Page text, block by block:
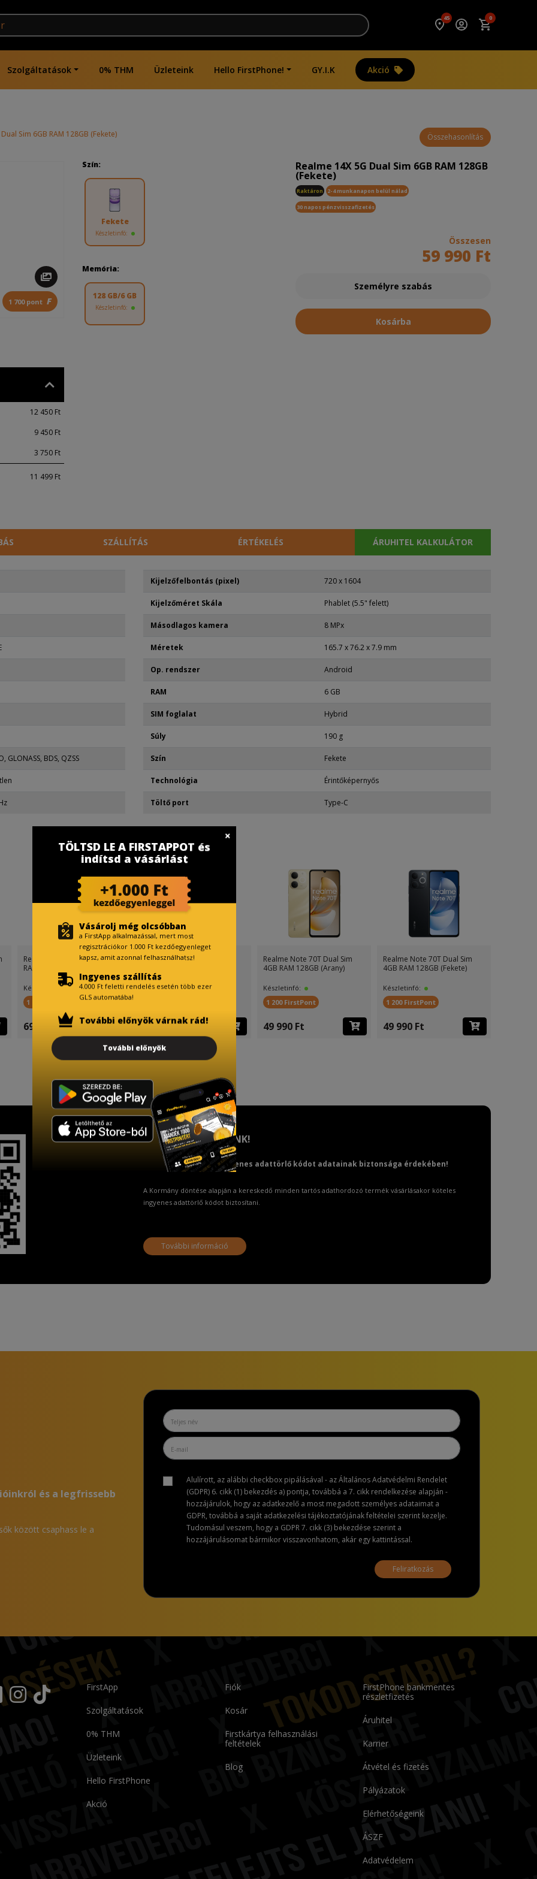
45 0
Szolgáltatások 0% THM Üzleteink Hello FirstPhone! GY.I.K Akció
Sim 6GB RAM 128GB (Fekete) Összehasonlítás
1 700 pont F
12 450 Ft
9 450 Ft
3 750 Ft
11 499 Ft
Szín:
Fekete
Készletinfó:
Memória:
128 GB/6 GB
Készletinfó:
Realme 14X 5G Dual Sim 6GB RAM 128GB
(Fekete)
Raktáron 2-4 munkanapon belül nálad
30 napos pénzvisszafizetés
Összesen
59 990 Ft
Személyre szabás
Kosárba
SZÁLLÍTÁS ÉRTÉKELÉS ÁRUHITEL KALKULÁTOR
GLONASS, BDS, QZSS
Kijelzőfelbontás (pixel) 720 x 1604
Kijelzőméret Skála Phablet (5.5" felett)
Másodlagos kamera 8 MPx
Méretek 165.7 x 76.2 x 7.9 mm
Op. rendszer Android
RAM 6 GB
SIM foglalat Hybrid
Súly 190 g
Szín Fekete
Technológia Érintőképernyős
Töltő port Type-C
Realme Note 70T Dual Sim
4GB RAM 128GB (Arany)
Készletinfó:
1 200 FirstPont
49 990 Ft
Realme Note 70T Dual Sim
Készletinfó:
49 990 Ft
Realme GT 7 5G Dream
Edition Dual Sim 16GB RAM
Készletinfó:
10 000 FirstPont
249 990 Ft
Realme C71 Dual Sim 8GB
RAM 256GB (Sötétzöld)
Készletinfó:
1 900 FirstPont
69 990 Ft
TISZTELT VÁSÁRLÓNK!
Fizetésnél kérje az ingyenes adattörlő kódot adatainak biztonsága érdekében!
A Kormány döntése alapján a kereskedő minden tartós adathordozó termék vásárlásakor köteles
ingyenes adattörlő kódot biztosítani.
További információ
és a legfrissebb
között csaphass le a
Alulírott, az alábbi checkbox pipálásával - az Általános Adatvédelmi Rendelet
(GDPR) 6. cikk (1) bekezdés a) pontja, továbbá a 7. cikk rendelkezése alapján -
hozzájárulok, hogy az adatkezelő a most megadott személyes adataimat a
GDPR, továbbá a saját adatkezelési tájékoztatójának feltételei szerint kezelje.
Tudomásul veszem, hogy a GDPR 7. cikk (3) bekezdése szerint a
hozzájárulásomat bármikor visszavonhatom, akár egy kattintással.
Feliratkozás
FirstApp
Szolgáltatások
0% THM
Üzleteink
Hello FirstPhone
Akció
Fiók
Kosár
Firstkártya felhasználási
feltételek
Blog
FirstPhone bankmentes
részletfizetés
Áruhitel
Karrier
Átvétel és fizetés
Pályázatok
Elérhetőségeink
ÁSZF
Adatvédelem
TÖLTSD LE A FIRSTAPPOT és
indítsd a vásárlást
Vásárolj még olcsóbban
a FirstApp alkalmazással, mert most
regisztrációkor 1.000 Ft kezdőegyenleget
kapsz, amit azonnal felhasználhatsz!
Ingyenes szállítás
4.000 Ft feletti rendelés esetén több ezer
GLS automatába!
További előnyök várnak rád!
További előnyök